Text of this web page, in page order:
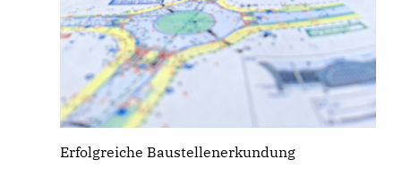
Erfolgreiche Baustellenerkundung